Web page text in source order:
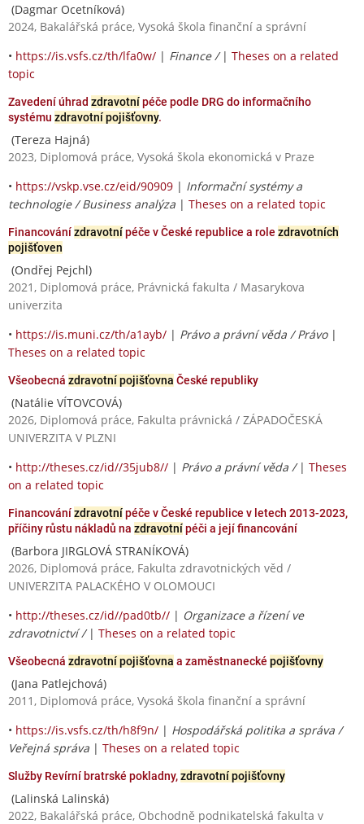
(Dagmar Ocetníková)
2024, Bakalářská práce, Vysoká škola finanční a správní
• https://is.vsfs.cz/th/lfa0w/ | Finance / | Theses on a related
topic
Zavedení úhrad zdravotnípéče podle DRG do informačního
systému zdravotní pojišťovny.
(Tereza Hajná)
2023, Diplomová práce, Vysoká škola ekonomická v Praze
• https://vskp.vse.cz/eid/90909 | Informační systémy a
technologie / Business analýza | Theses on a related topic
Financovánízdravotnípéče v České republice a role zdravotních
pojišťoven
(Ondřej Pejchl)
2021, Diplomová práce, Právnická fakulta / Masarykova
univerzita
• https://is.muni.cz/th/a1ayb/ | Právo a právní věda / Právo|
Theses on a related topic
Všeobecná zdravotní pojišťovna České republiky
(Natálie VÍTOVCOVÁ)
2026, Diplomová práce, Fakulta právnická / ZÁPADOČESKÁ
UNIVERZITA V PLZNI
• http://theses.cz/id//35jub8// | Právo a právní věda / | Theses
on a related topic
Financovánízdravotnípéče v České republice v letech 2013-2023,
příčiny růstu nákladů na zdravotnípéči a její financování
(Barbora JIRGLOVÁ STRANÍKOVÁ)
2026, Diplomová práce, Fakulta zdravotnických věd /
UNIVERZITA PALACKÉHO V OLOMOUCI
• http://theses.cz/id//pad0tb// | Organizace a řízení ve
zdravotnictví / | Theses on a related topic
Všeobecná zdravotní pojišťovna a zaměstnanecké pojišťovny
(Jana Patlejchová)
2011, Diplomová práce, Vysoká škola finanční a správní
• https://is.vsfs.cz/th/h8f9n/ | Hospodářská politika a správa /
Veřejná správa | Theses on a related topic
Služby Revírní bratrské pokladny,zdravotní pojišťovny
(Lalinská Lalinská)
2022, Bakalářská práce, Obchodně podnikatelská fakulta v